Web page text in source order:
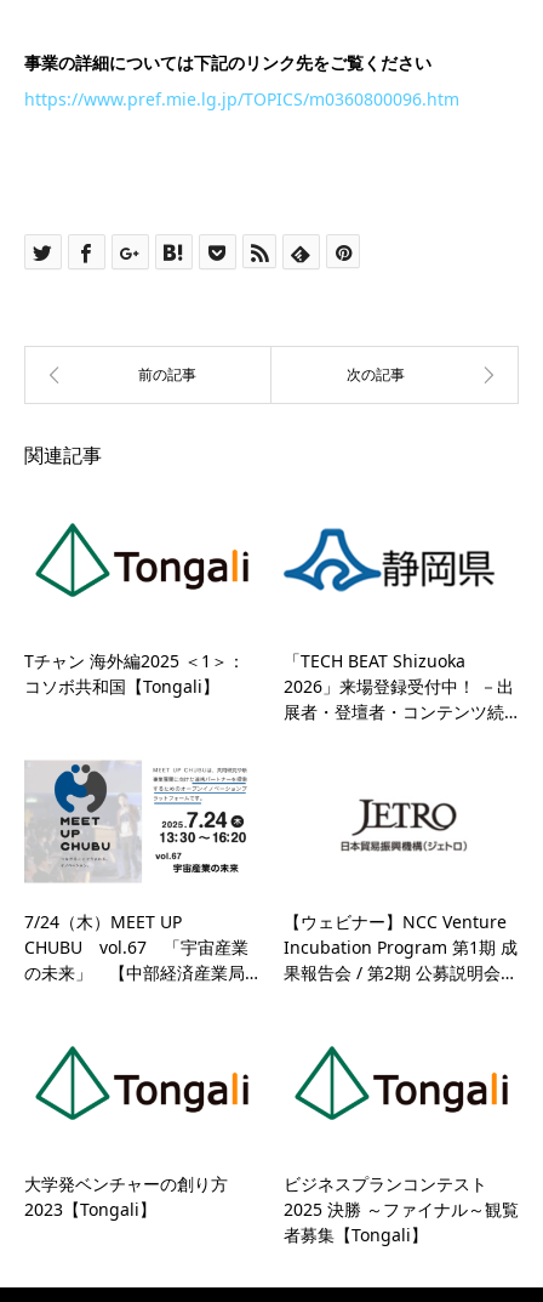
事業の詳細については下記のリンク先をご覧ください
https://www.pref.mie.lg.jp/TOPICS/m0360800096.htm
関連記事
Tチャン 海外編2025 ＜1＞：
コソボ共和国【Tongali】
「TECH BEAT Shizuoka
2026」来場登録受付中！ －出
展者・登壇者・コンテンツ続…
7/24（木）MEET UP
CHUBU vol.67 「宇宙産業
の未来」 【中部経済産業局…
【ウェビナー】NCC Venture
Incubation Program 第1期 成
果報告会 / 第2期 公募説明会…
大学発ベンチャーの創り方
2023【Tongali】
ビジネスプランコンテスト
2025 決勝 ～ファイナル～観覧
者募集【Tongali】